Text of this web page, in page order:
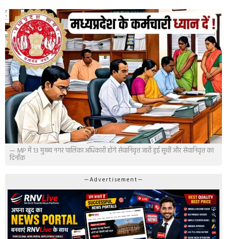
— MP में 13 मुख्य नगर पालिका अधिकारी होंगे सेवानिवृत्त जारी हुई सूची और सेवानिवृत्त का
दिनाँक
—Advertisement—